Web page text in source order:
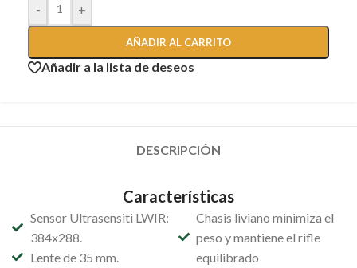
-
+
AÑADIR AL CARRITO
Añadir a la lista de deseos
DESCRIPCIÓN
Características
Sensor Ultrasensiti LWIR:
384x288.
Lente de 35 mm.
Chasis liviano minimiza el
peso y mantiene el rifle
equilibrado